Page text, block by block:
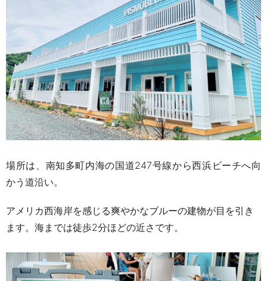
場所は、南知多町内海の国道247号線から西浜ビーチへ向
かう道沿い。
アメリカ西海岸を感じる爽やかなブルーの建物が目を引き
ます。海までは徒歩2分ほどの近さです。